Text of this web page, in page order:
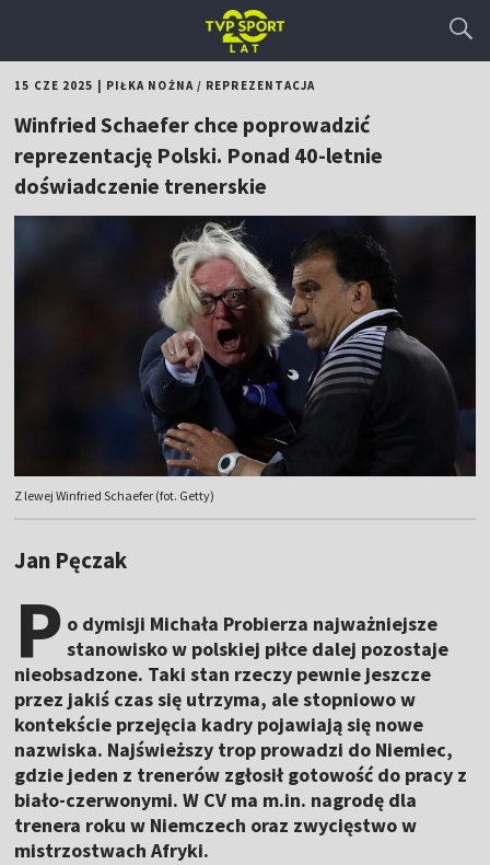
15 CZE 2025 PIŁKA NOŻNA/ REPREZENTACJA
Winfried Schaefer chce poprowadzić
reprezentację Polski. Ponad 40-letnie
doświadczenie trenerskie
Z lewej Winfried Schaefer (fot. Getty)
Jan Pęczak
P o dymisji Michała Probierza najważniejsze
stanowisko w polskiej piłce dalej pozostaje
nieobsadzone. Taki stan rzeczy pewnie jeszcze
przez jakiś czas się utrzyma, ale stopniowo w
kontekście przejęcia kadry pojawiają się nowe
nazwiska. Najświeższy trop prowadzi do Niemiec,
gdzie jeden z trenerów zgłosił gotowość do pracy z
biało-czerwonymi. W CV ma m.in. nagrodę dla
trenera roku w Niemczech oraz zwycięstwo w
mistrzostwach Afryki.